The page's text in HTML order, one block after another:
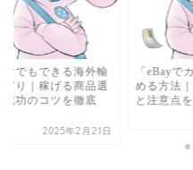
者でもできる海外輸
どり｜稼げる商品選
成功のコツを徹底
2025年2月21日
「eBayで
める方法
と注意点